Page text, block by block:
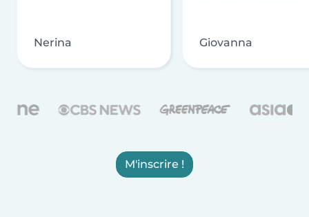
Nerina Giovanna
M'inscrire !